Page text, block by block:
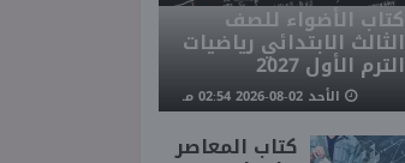
كتاب الأضواء للصف
الثالث الابتدائي رياضيات
الترم الأول 2027
الأحد 02-08-2026 02:54 مـ
كتاب المعاصر